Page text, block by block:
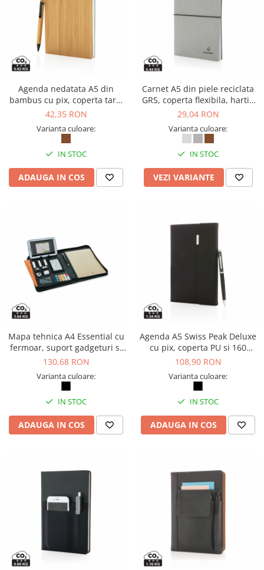
Agenda nedatata A5 din
bambus cu pix, coperta tare,
180 pagini
42,35 RON
Varianta culoare:
IN STOC
ADAUGA IN COS
Carnet A5 din piele reciclata
GRS, coperta flexibila, hartie
alba, 160 pagini
29,04 RON
Varianta culoare:
IN STOC
VEZI VARIANTE
Mapa tehnica A4 Essential cu
fermoar, suport gadgeturi si
notes inclus
130,68 RON
Varianta culoare:
IN STOC
ADAUGA IN COS
Agenda A5 Swiss Peak Deluxe
cu pix, coperta PU si 160
pagini
108,90 RON
Varianta culoare:
IN STOC
ADAUGA IN COS